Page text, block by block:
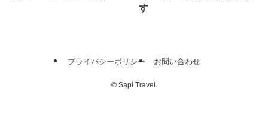
す
プライバシーポリシー お問い合わせ
©Sapi Travel.